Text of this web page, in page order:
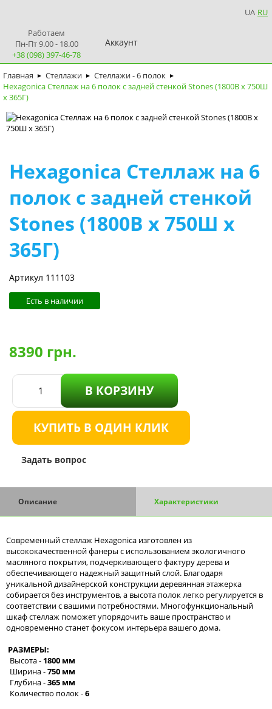
UA RU
Работаем
Пн-Пт 9.00 - 18.00
+38 (098) 397-46-78
Аккаунт
Главная ► Стеллажи ► Стеллажи - 6 полок ►
Hexagonica Стеллаж на 6 полок с задней стенкой Stones (1800В х 750Ш
х 365Г)
Hexagonica Стеллаж на 6
полок с задней стенкой
Stones (1800В х 750Ш х
365Г)
Артикул 111103
Есть в наличии
8390 грн.
В КОРЗИНУ
КУПИТЬ В ОДИН КЛИК
Задать вопрос
Описание Характеристики
Современный стеллаж Hexagonica изготовлен из
высококачественной фанеры с использованием экологичного
масляного покрытия, подчеркивающего фактуру дерева и
обеспечивающего надежный защитный слой. Благодаря
уникальной дизайнерской конструкции деревянная этажерка
собирается без инструментов, а высота полок легко регулируется в
соответствии с вашими потребностями. Многофункциональный
шкаф стеллаж поможет упорядочить ваше пространство и
одновременно станет фокусом интерьера вашего дома.
РАЗМЕРЫ:
Высота - 1800 мм
Ширина -750 мм
Глубина -365 мм
Количество полок -6